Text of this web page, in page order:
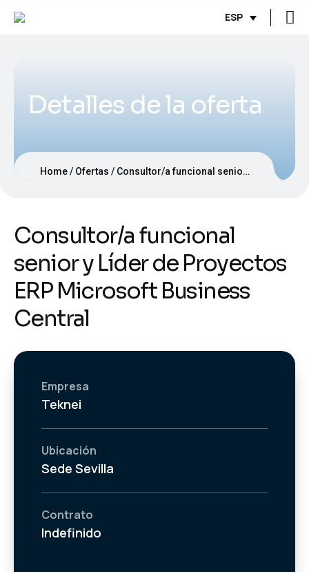
ESP
Detalles de la oferta
Home Ofertas Consultor/a funcional senior y Líder de Proyectos ERP Microsoft Business Central
Consultor/a funcional
senior y Líder de Proyectos
ERP Microsoft Business
Central
Empresa
Teknei
Ubicación
Sede Sevilla
Contrato
Indefinido